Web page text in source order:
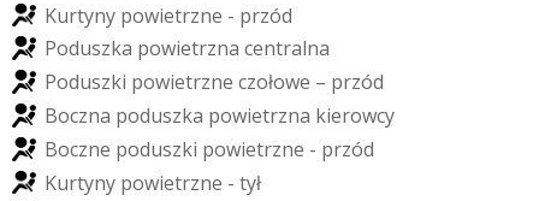
Kurtyny powietrzne - przód
Poduszka powietrzna centralna
Poduszki powietrzne czołowe – przód
Boczna poduszka powietrzna kierowcy
Boczne poduszki powietrzne - przód
Kurtyny powietrzne - tył